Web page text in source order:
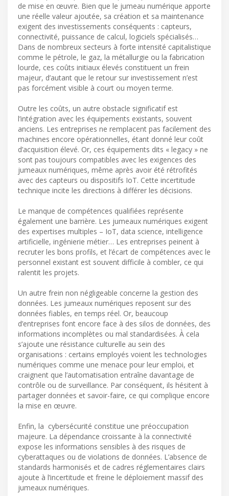
de mise en œuvre. Bien que le jumeau numérique apporte
une réelle valeur ajoutée, sa création et sa maintenance
exigent des investissements conséquents : capteurs,
connectivité, puissance de calcul, logiciels spécialisés…
Dans de nombreux secteurs à forte intensité capitalistique
comme le pétrole, le gaz, la métallurgie ou la fabrication
lourde, ces coûts initiaux élevés constituent un frein
majeur, d’autant que le retour sur investissement n’est
pas forcément visible à court ou moyen terme.
Outre les coûts, un autre obstacle significatif est
l’intégration avec les équipements existants, souvent
anciens. Les entreprises ne remplacent pas facilement des
machines encore opérationnelles, étant donné leur coût
d’acquisition élevé. Or, ces équipements dits « legacy » ne
sont pas toujours compatibles avec les exigences des
jumeaux numériques, même après avoir été rétrofités
avec des capteurs ou dispositifs IoT. Cette incertitude
technique incite les directions à différer les décisions.
Le manque de compétences qualifiées représente
également une barrière. Les jumeaux numériques exigent
des expertises multiples – IoT, data science, intelligence
artificielle, ingénierie métier… Les entreprises peinent à
recruter les bons profils, et l’écart de compétences avec le
personnel existant est souvent difficile à combler, ce qui
ralentit les projets.
Un autre frein non négligeable concerne la gestion des
données. Les jumeaux numériques reposent sur des
données fiables, en temps réel. Or, beaucoup
d’entreprises font encore face à des silos de données, des
informations incomplètes ou mal standardisées. À cela
s’ajoute une résistance culturelle au sein des
organisations : certains employés voient les technologies
numériques comme une menace pour leur emploi, et
craignent que l’automatisation entraîne davantage de
contrôle ou de surveillance. Par conséquent, ils hésitent à
partager données et savoir-faire, ce qui complique encore
la mise en œuvre.
Enfin, la cybersécurité constitue une préoccupation
majeure. La dépendance croissante à la connectivité
expose les informations sensibles à des risques de
cyberattaques ou de violations de données. L’absence de
standards harmonisés et de cadres réglementaires clairs
ajoute à l’incertitude et freine le déploiement massif des
jumeaux numériques.